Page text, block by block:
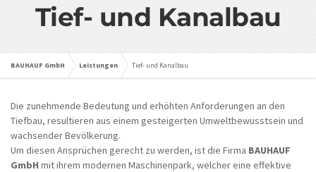
Tief- und Kanalbau
BAUHAUF GmbH Leistungen Tief- und Kanalbau
Die zunehmende Bedeutung und erhöhten Anforderungen an den
Tiefbau, resultieren aus einem gesteigerten Umweltbewusstsein und
wachsender Bevölkerung.
Um diesen Ansprüchen gerecht zu werden, ist die Firma BAUHAUF
GmbH mit ihrem modernen Maschinenpark, welcher eine effektive